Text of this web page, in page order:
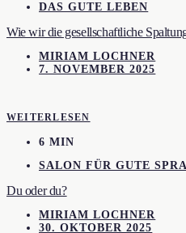
DAS GUTE LEBEN
Wie wir die gesellschaftliche
MIRIAM LOCHNER
7. NOVEMBER 2025
WEITERLESEN
6 MIN
SALON FÜR GUTE
Du oder du?
MIRIAM LOCHNER
30. OKTOBER 2025